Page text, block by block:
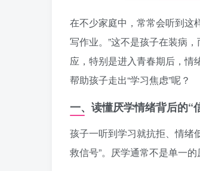
在不少家庭中，常常会听到这
写作业。”这不是孩子在装病
应，特别是进入青春期后，情
帮助孩子走出“学习焦虑”呢？
一、读懂厌学情绪背后的“
孩子一听到学习就抗拒、情绪
救信号”。厌学通常不是单一